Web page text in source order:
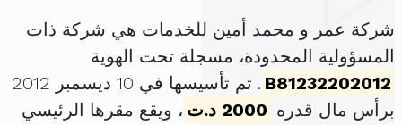
شركة عمر و محمد أمين للخدمات هي شركة ذات
المسؤولية المحدودة، مسجلة تحت الهوية
B81232202012
. تم تأسيسها في 10 ديسمبر 2012
برأس مال قدره 2000 د.ت
، ويقع مقرها الرئيسي